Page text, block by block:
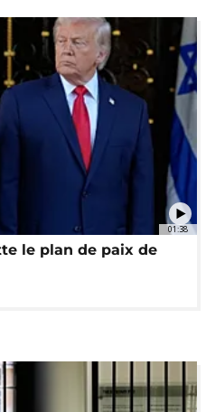
01:38
le plan de paix de